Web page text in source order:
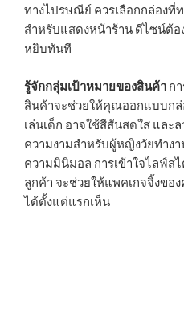
ทางไปรษณีย์ ควรเลือกกล่องที่
สำหรับแสดงหน้าร้าน ดีไซน์ต้อ
หยิบทันที
รู้จักกลุ่มเป้าหมายของสินค้า ก
สินค้าจะช่วยให้คุณออกแบบกล่
เล่นเด็ก อาจใช้สีสันสดใส และ
ความงามสำหรับผู้หญิงวัยทำงา
ความมินิมอล การเข้าใจไลฟ์ส
ลูกค้า จะช่วยให้แพคเกจจิ้งขอ
ได้ตั้งแต่แรกเห็น